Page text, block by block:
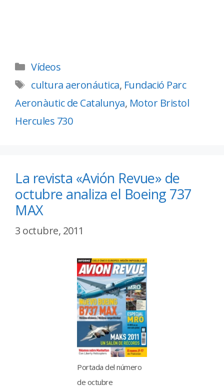
Vídeos
cultura aeronáutica, Fundació Parc
Aeronàutic de Catalunya, Motor Bristol
Hercules 730
La revista «Avión Revue» de
octubre analiza el Boeing 737
MAX
3 octubre, 2011
Portada del número
de octubre